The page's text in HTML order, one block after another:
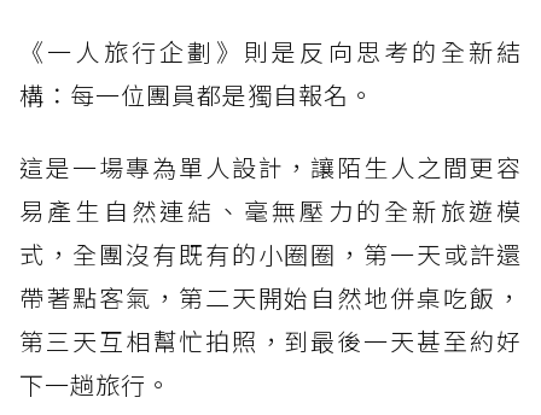
《一人旅行企劃》則是反向思考的全新結
構：每一位團員都是獨自報名。
這是一場專為單人設計，讓陌生人之間更容
易產生自然連結、毫無壓力的全新旅遊模
式，全團沒有既有的小圈圈，第一天或許還
帶著點客氣，第二天開始自然地併桌吃飯，
第三天互相幫忙拍照，到最後一天甚至約好
下一趟旅行。